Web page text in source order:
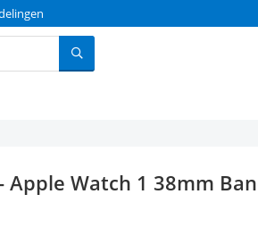
Apple Watch 1 38mm